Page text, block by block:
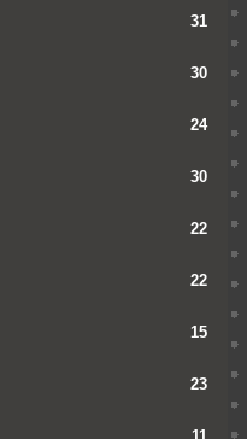
31
30
24
30
22
22
15
23